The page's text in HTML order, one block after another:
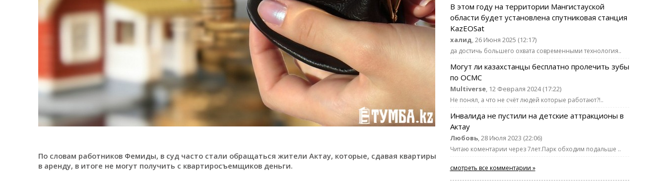
По словам работников Фемиды, в суд часто стали обращаться жители Актау, которые, сдавая квартиры
в аренду, в итоге не могут получить с квартиросъемщиков деньги.
В этом году на территории Мангистауской
области будет установлена спутниковая станция
KazEOSat
халид, 26 Июня 2025 (12:17)
да достичь большего охвата современными технология..
Могут ли казахстанцы бесплатно пролечить зубы
по ОСМС
Multiverse, 12 Февраля 2024 (17:22)
Не понял, а что не счёт людей которые работают?!..
Инвалида не пустили на детские аттракционы в
Актау
Любовь, 28 Июля 2023 (22:06)
Читаю коментарии через 7лет.Парк обходим подальше ..
смотреть все комментарии »